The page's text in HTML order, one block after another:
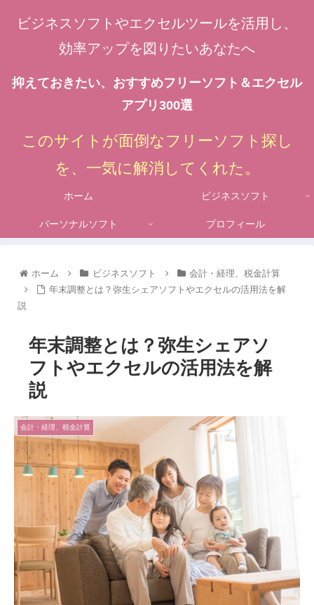
ビジネスソフトやエクセルツールを活用し、
効率アップを図りたいあなたへ
抑えておきたい、おすすめフリーソフト＆エクセル
アプリ300選
このサイトが面倒なフリーソフト探し
を、一気に解消してくれた。
ホーム ビジネスソフト
パーソナルソフト プロフィール
ホーム ビジネスソフト
会計・経理、税金計算
年末調整とは？弥生シェアソフトやエクセルの活用法を解
説
年末調整とは？弥生シェアソ
フトやエクセルの活用法を解
説
会計・経理、税金計算